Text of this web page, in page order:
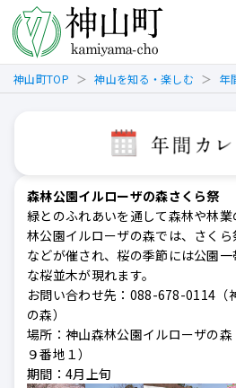
神山町TOP 神山を知る・楽しむ 年
森林公園イルローザの森さくら祭
緑とのふれあいを通して森林や林
林公園イルローザの森では、さく
などが催され、桜の季節には公園
な桜並木が現れます。
お問い合わせ先：088-678-0114（
の森）
場所：神山森林公園イルローザの
９番地１）
期間：4月上旬